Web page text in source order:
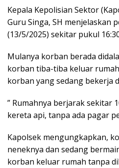
Kepala Kepolisian Sektor
Guru Singa, SH menjelaskan
(13/5/2025) sekitar pukul
Mulanya korban berada
korban tiba-tiba keluar
korban yang sedang bekerja
” Rumahnya berjarak sekitar
kereta api, tanpa ada pagar
Kapolsek mengungkapkan,
neneknya dan sedang
korban keluar rumah tanpa